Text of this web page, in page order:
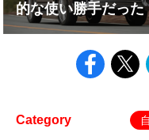
的な使い勝手だった
Category